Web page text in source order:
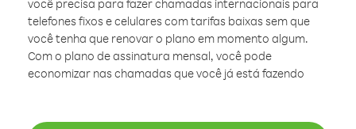
você precisa para fazer chamadas internacionais para
telefones fixos e celulares com tarifas baixas sem que
você tenha que renovar o plano em momento algum.
Com o plano de assinatura mensal, você pode
economizar nas chamadas que você já está fazendo